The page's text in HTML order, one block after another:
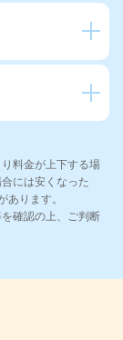
料金が上下する場
には安くなった
あります。
確認の上、ご判断